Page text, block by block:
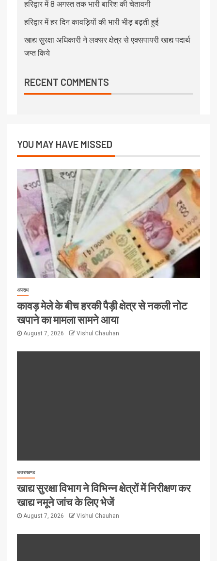
हरिद्वार में 8 अगस्त तक भारी बारिश की चेतावनी
हरिद्वार में हर दिन कावड़ियों की भारी भीड़ बढ़ती हुई
खाद्य सुरक्षा अधिकारी ने लक्सर क्षेत्र से एक्सपायरी खाद्य पदार्थ
जप्त किये
RECENT COMMENTS
YOU MAY HAVE MISSED
अपराध
कावड़ मेले के बीच हरकी पैड़ी क्षेत्र से नकली नोट
खपाने का मामला सामने आया
August 7, 2026 Vishul Chauhan
उत्तराखण्ड
खाद्य सुरक्षा विभाग ने विभिन्न क्षेत्रों में निरीक्षण कर
खाद्य नमूने जांच के लिए भेजें
August 7, 2026 Vishul Chauhan